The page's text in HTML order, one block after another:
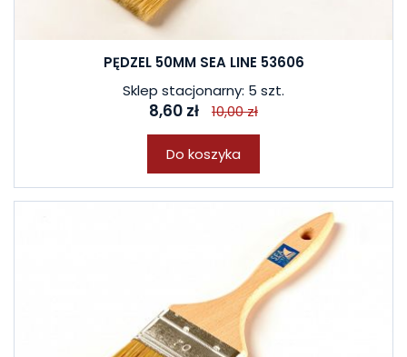
PĘDZEL 50MM SEA LINE 53606
Sklep stacjonarny: 5 szt.
8,60 zł 10,00 zł
Do koszyka